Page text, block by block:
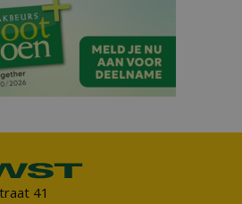
41